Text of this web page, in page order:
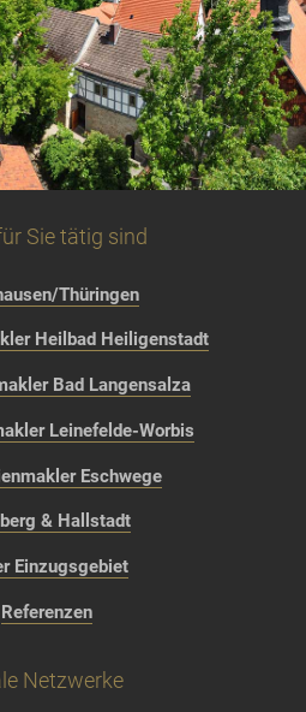
Sie tätig sind
Thüringen
Heilbad Heiligenstadt
Bad Langensalza
Leinefelde-Worbis
Eschwege
& Hallstadt
Einzugsgebiet
Referenzen
Netzwerke